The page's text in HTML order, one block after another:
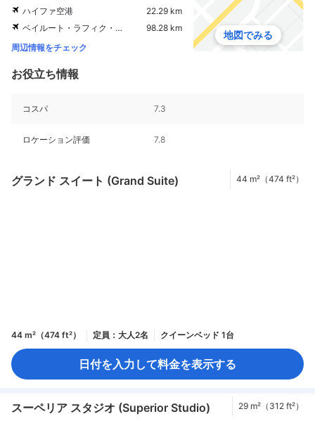
ハイファ空港
22.29 km
ベイルート・ラフィク・ハリリ国際空港
98.28 km
周辺情報をチェック
地図でみる
お役立ち情報
コスパ 7.3
ロケーション評価 7.8
グランド スイート (Grand Suite) 44 m²（474 ft²）
44 m²（474 ft²） 定員：大人2名 クイーンベッド 1台
日付を入力して料金を表示する
スーペリア スタジオ (Superior Studio) 29 m²（312 ft²）